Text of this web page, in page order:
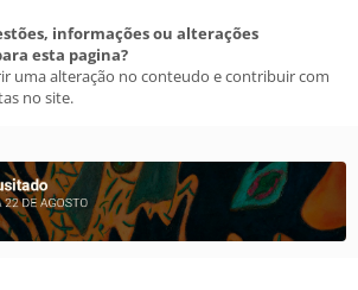
informações ou alterações
esta pagina?
uma alteração no conteudo e contribuir com
no site.